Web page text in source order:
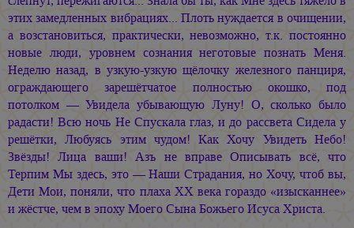
этих замедленных вибрациях... Плоть нуждается в очищении,
а возстановиться, практически, невозможно, т.к. постоянно
новые люди, уровнем сознания неготовые познать Меня.
Неделю назад, в узкую-узкую щёлочку железного панциря,
ограждающего зарешётчатое полностью окошко, под
потолком — Увидела убывающую Луну! О, сколько было
радасти! Всю ночь Не Спускала глаз, и до рассвета Сидела у
решётки, Любуясь этим чудом! Как Хочу Увидеть Небо!
Звёзды! Лица ваши! Азъ не вправе Описывать всё, что
Терпим Мы здесь, это — Наши Страдания, но Хочу, чтоб вы,
Дети Мои, поняли, что плаха ХХ века гораздо «изысканнее»
и жёстче, чем в эпоху Моего Сына Божьего Исуса Христа.